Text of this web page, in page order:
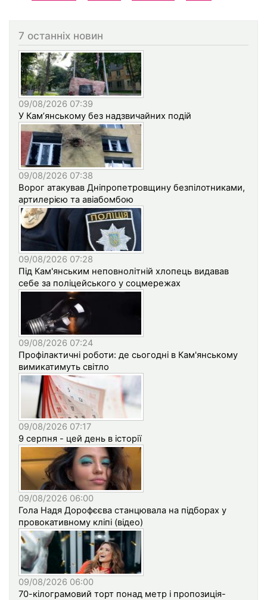
7 останніх новин
09/08/2026 07:39
У Кам’янському без надзвичайних подій
09/08/2026 07:38
Ворог атакував Дніпропетровщину безпілотниками,
артилерією та авіабомбою
09/08/2026 07:28
Під Кам'янським неповнолітній хлопець видавав
себе за поліцейського у соцмережах
09/08/2026 07:24
Профілактичні роботи: де сьогодні в Кам'янському
вимикатимуть світло
09/08/2026 07:17
9 серпня - цей день в історії
09/08/2026 06:00
Гола Надя Дорофєєва станцювала на підборах у
провокативному кліпі (відео)
09/08/2026 06:00
70-кілограмовий торт понад метр і пропозиція-